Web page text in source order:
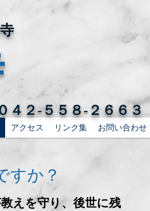
４２-５５８-２６６３
アクセス リンク集 お問い合わせ
すか？
えを守り、後世に残